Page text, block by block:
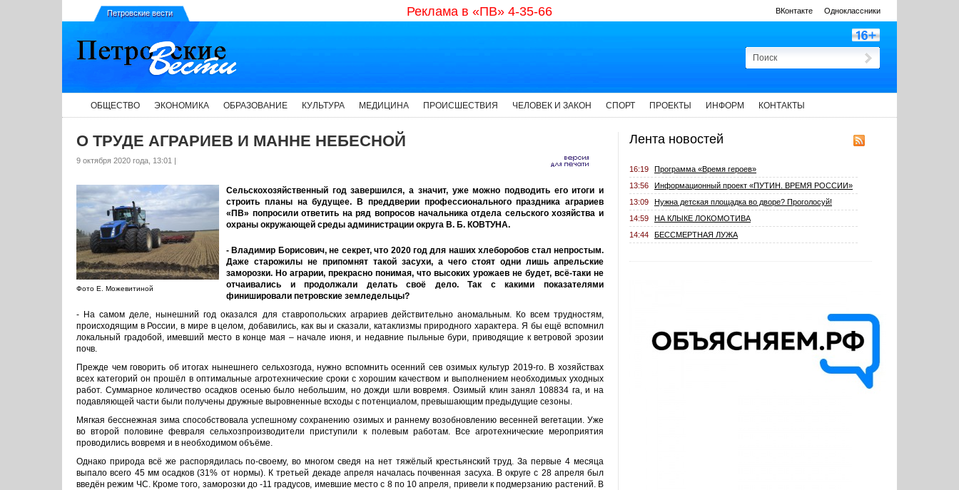
Петровские вести Реклама в «ПВ» 4-35-66 ВКонтакте Одноклассники
ОБЩЕСТВО ЭКОНОМИКА ОБРАЗОВАНИЕ КУЛЬТУРА МЕДИЦИНА ПРОИСШЕСТВИЯ ЧЕЛОВЕК И ЗАКОН СПОРТ ПРОЕКТЫ ИНФОРМ КОНТАКТЫ
О ТРУДЕ АГРАРИЕВ И МАННЕ НЕБЕСНОЙ
9 октября 2020 года, 13:01 |
Фото Е. Можевитиной
Сельскохозяйственный год завершился, а значит, уже можно подводить его итоги и
строить планы на будущее. В преддверии профессионального праздника аграриев
«ПВ» попросили ответить на ряд вопросов начальника отдела сельского хозяйства и
охраны окружающей среды администрации округа В. Б. КОВТУНА.
- Владимир Борисович, не секрет, что 2020 год для наших хлеборобов стал непростым.
Даже старожилы не припомнят такой засухи, а чего стоят одни лишь апрельские
заморозки. Но аграрии, прекрасно понимая, что высоких урожаев не будет, всё-таки не
отчаивались и продолжали делать своё дело. Так с какими показателями
финишировали петровские земледельцы?
- На самом деле, нынешний год оказался для ставропольских аграриев действительно аномальным. Ко всем трудностям,
происходящим в России, в мире в целом, добавились, как вы и сказали, катаклизмы природного характера. Я бы ещё вспомнил
локальный градобой, имевший место в конце мая – начале июня, и недавние пыльные бури, приводящие к ветровой эрозии
почв.
Прежде чем говорить об итогах нынешнего сельхозгода, нужно вспомнить осенний сев озимых культур 2019-го. В хозяйствах
всех категорий он прошёл в оптимальные агротехнические сроки с хорошим качеством и выполнением необходимых уходных
работ. Суммарное количество осадков осенью было небольшим, но дожди шли вовремя. Озимый клин занял 108834 га, и на
подавляющей части были получены дружные выровненные всходы с потенциалом, превышающим предыдущие сезоны.
Мягкая бесснежная зима способствовала успешному сохранению озимых и раннему возобновлению весенней вегетации. Уже
во второй половине февраля сельхозпроизводители приступили к полевым работам. Все агротехнические мероприятия
проводились вовремя и в необходимом объёме.
Однако природа всё же распорядилась по-своему, во многом сведя на нет тяжёлый крестьянский труд. За первые 4 месяца
выпало всего 45 мм осадков (31% от нормы). К третьей декаде апреля началась почвенная засуха. В округе с 28 апреля был
введён режим ЧС. Кроме того, заморозки до -11 градусов, имевшие место с 8 по 10 апреля, привели к подмерзанию растений. В
Лента новостей
16:19
Программа «Время героев»
13:56
Информационный проект «ПУТИН. ВРЕМЯ РОССИИ»
13:09
Нужна детская площадка во дворе? Проголосуй!
14:59
НА КЛЫКЕ ЛОКОМОТИВА
14:44
БЕССМЕРТНАЯ ЛУЖА